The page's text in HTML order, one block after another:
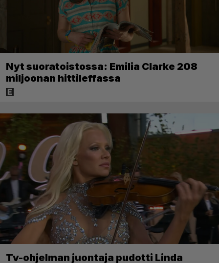
Nyt suoratoistossa: Emilia Clarke 208
miljoonan hittileffassa
Tv-ohjelman juontaja pudotti Linda